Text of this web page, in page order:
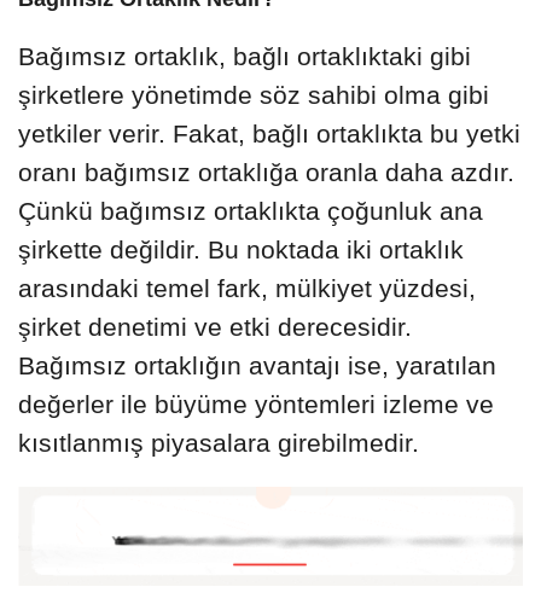
Bağımsız ortaklık, bağlı ortaklıktaki gibi
şirketlere yönetimde söz sahibi olma gibi
yetkiler verir. Fakat, bağlı ortaklıkta bu yetki
oranı bağımsız ortaklığa oranla daha azdır.
Çünkü bağımsız ortaklıkta çoğunluk ana
şirkette değildir. Bu noktada iki ortaklık
arasındaki temel fark, mülkiyet yüzdesi,
şirket denetimi ve etki derecesidir.
Bağımsız ortaklığın avantajı ise, yaratılan
değerler ile büyüme yöntemleri izleme ve
kısıtlanmış piyasalara girebilmedir.